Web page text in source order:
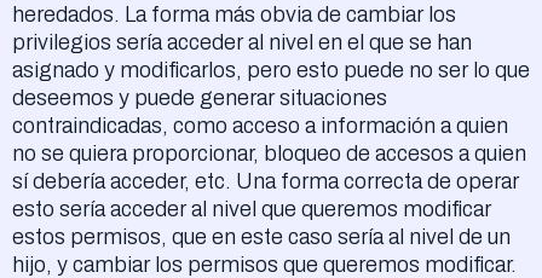
heredados. La forma más obvia de cambiar los
privilegios sería acceder al nivel en el que se han
asignado y modificarlos, pero esto puede no ser lo que
deseemos y puede generar situaciones
contraindicadas, como acceso a información a quien
no se quiera proporcionar, bloqueo de accesos a quien
sí debería acceder, etc. Una forma correcta de operar
esto sería acceder al nivel que queremos modificar
estos permisos, que en este caso sería al nivel de un
hijo, y cambiar los permisos que queremos modificar.